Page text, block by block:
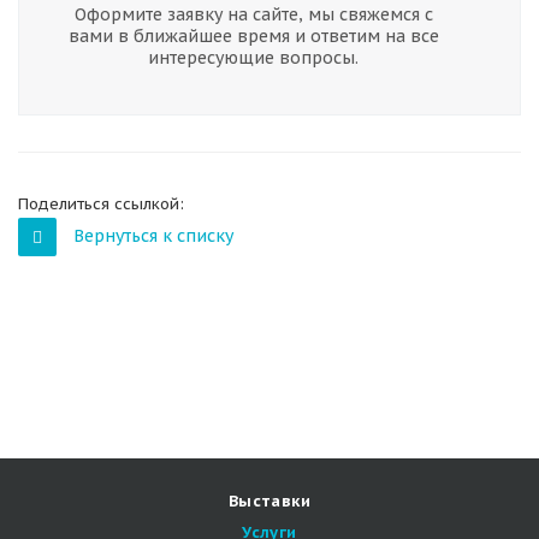
Оформите заявку на сайте, мы свяжемся с
вами в ближайшее время и ответим на все
интересующие вопросы.
Поделиться ссылкой:
Вернуться к списку
Выставки
Услуги